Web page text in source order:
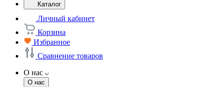
Каталог
Личный кабинет
Корзина
Избранное
Сравнение товаров
О нас
О нас